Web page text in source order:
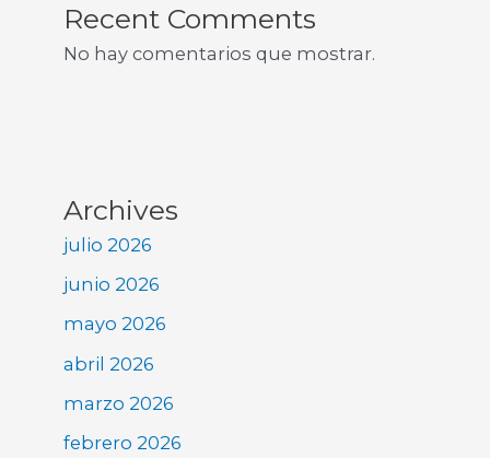
Recent Comments
No hay comentarios que mostrar.
Archives
julio 2026
junio 2026
mayo 2026
abril 2026
marzo 2026
febrero 2026